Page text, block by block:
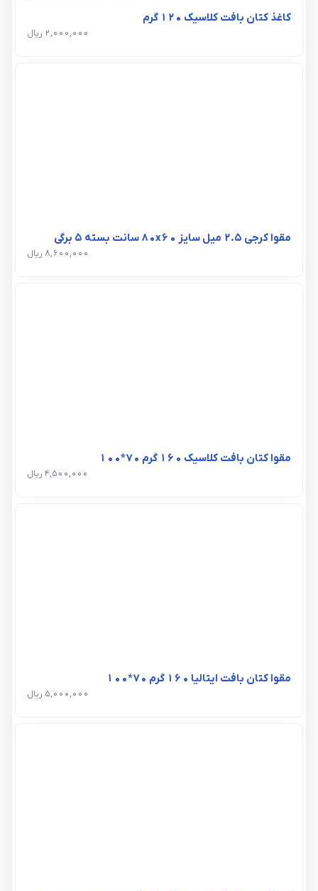
کاغذ کتان بافت کلاسیک 120 گرم
2,000,000 ریال
مقوا کرجی 2.5 میل سایز 80x60 سانت بسته 5 برگی
8,600,000 ریال
مقوا کتان بافت کلاسیک 160 گرم 70*100
4,500,000 ریال
مقوا کتان بافت ایتالیا 160 گرم 70*100
5,000,000 ریال